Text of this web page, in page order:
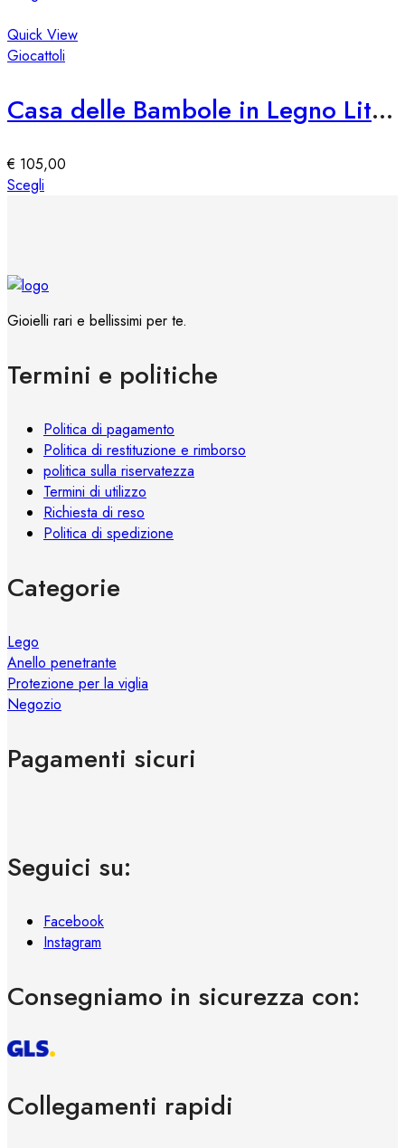
pagina
del
ha
più
opzioni
essere
Quick View
Giocattoli
Casa delle Bambole in Legno Little Dutch
€ 105,00
Scegli
Le
opzioni
possono
scelte
del
prodotto
Gioielli rari e bellissimi per te.
Termini e politiche
Politica di pagamento
Politica di restituzione e rimborso
politica sulla riservatezza
Termini di utilizzo
Richiesta di reso
Politica di spedizione
Categorie
Lego
Anello penetrante
Protezione per la viglia
Negozio
Pagamenti sicuri
Seguici su:
Facebook
Instagram
Consegniamo in sicurezza con:
Collegamenti rapidi